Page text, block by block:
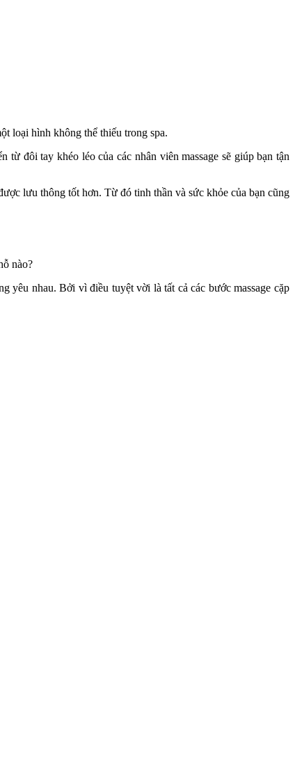
loại hình không thể thiếu trong spa.
đôi tay khéo léo của các nhân viên massage sẽ giúp bạn tận
lưu thông tốt hơn. Từ đó tinh thần và sức khỏe của bạn cũng
nào?
yêu nhau. Bởi vì điều tuyệt vời là tất cả các bước massage cặp